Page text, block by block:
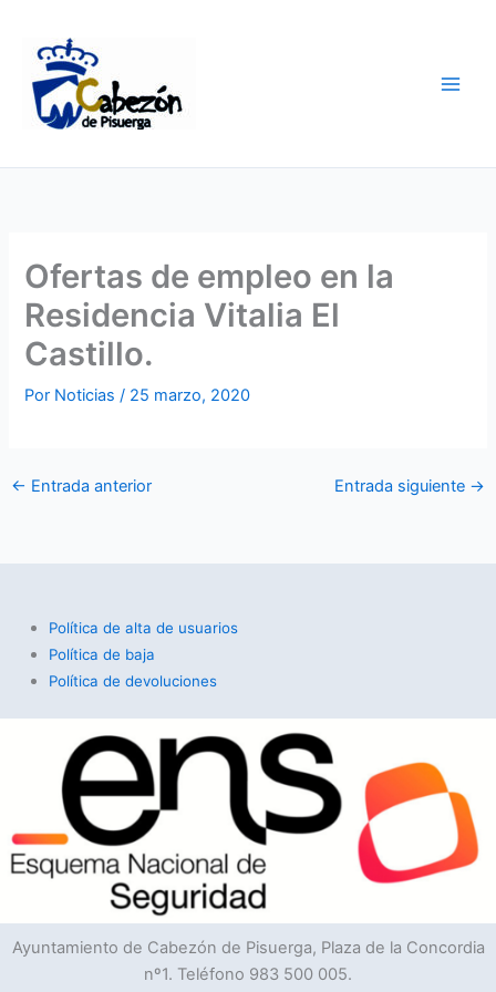
contenido
Ofertas de empleo en la
Residencia Vitalia El
Castillo.
Por Noticias/ 25 marzo, 2020
← Entrada anterior Entrada siguiente →
Política de alta de usuarios
Política de baja
Política de devoluciones
Ayuntamiento de Cabezón de Pisuerga, Plaza de la Concordia
nº1. Teléfono 983 500 005.